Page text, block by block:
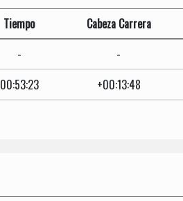
Tiempo Cabeza Carrera
- -
00:53:23 +00:13:48